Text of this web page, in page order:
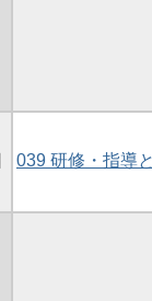
039 研修・指導